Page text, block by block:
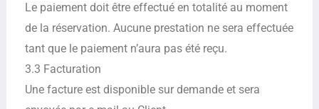
Le paiement doit être effectué en totalité au moment
de la réservation. Aucune prestation ne sera effectuée
tant que le paiement n’aura pas été reçu.
3.3 Facturation
Une facture est disponible sur demande et sera